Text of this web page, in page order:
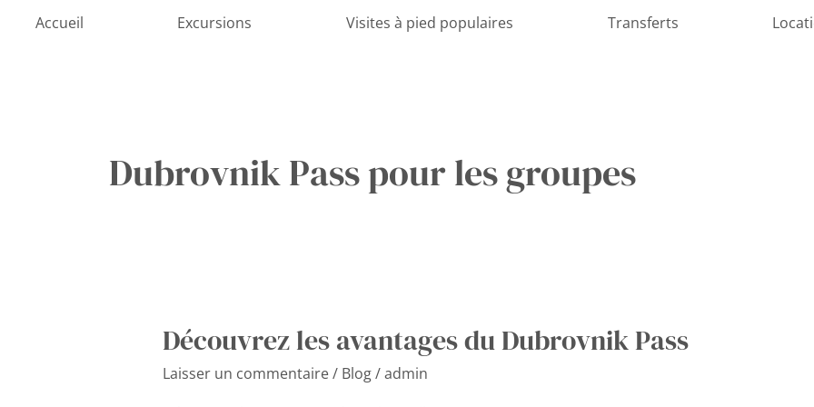
Accueil Excursions Visites à pied populaires Transferts
Dubrovnik Pass pour les groupes
Découvrez les avantages du Dubrovnik Pass
Laisser un commentaire/ Blog/admin
Découvrez
les
avantages